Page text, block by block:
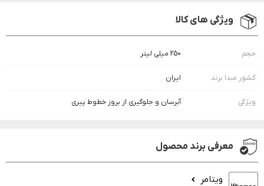
ویژگی های کالا
حجم 250 میلی لیتر
کشور مبدا برند ایران
ویژگی آبرسان و جلوگیری از بروز خطوط پیری
معرفی برند محصول
ویتامر